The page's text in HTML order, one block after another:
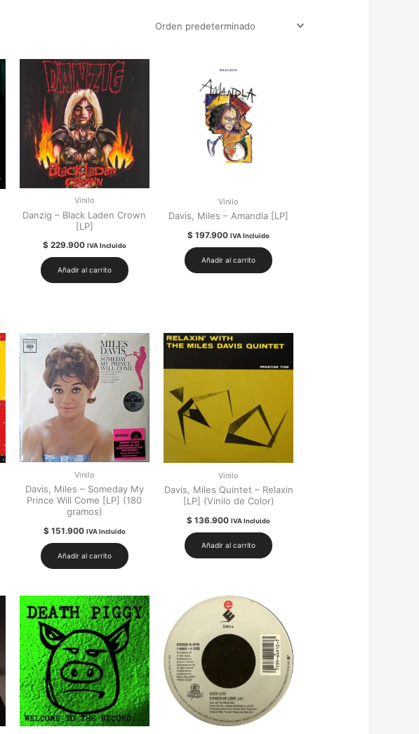
Vinilo
Danzig – Black Laden Crown
[LP]
$229.900 IVA Incluido
Añadir al carrito
Vinilo
Davis, Miles – Amandla [LP]
$ 197.900 IVA Incluido
Añadir al carrito
Vinilo
Davis, Miles – Someday My
Prince Will Come [LP] (180
gramos)
$151.900 IVA Incluido
Añadir al carrito
Vinilo
Davis, Miles Quintet – Relaxin
[LP] (Vinilo de Color)
$ 136.900 IVA Incluido
Añadir al carrito